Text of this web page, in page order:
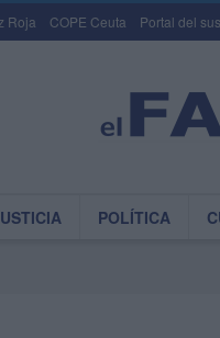
Roja COPE Ceuta Portal del
POLÍTICA